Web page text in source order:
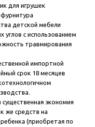
для игрушек
детской мебели
углов с использованием
травмирования
импортной
срок 18 месяцев
экономия
же средств на
(приобретая по